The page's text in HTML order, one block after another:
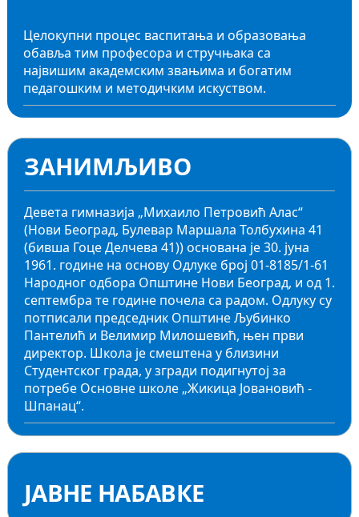
Целокупни процес васпитања и образовања
обавља тим професора и стручњака са
највишим академским звањима и богатим
педагошким и методичким искуством.
ЗАНИМЉИВО
Девета гимназија „Михаило Петровић Алас“
(Нови Београд, Булевар Маршала Толбухина 41
(бивша Гоце Делчева 41)) основана је 30. јуна
1961. године на основу Одлуке број 01-8185/1-61
Народног одбора Општине Нови Београд, и од 1.
септембра те године почела са радом. Одлуку су
потписали председник Општине Љубинко
Пантелић и Велимир Милошевић, њен први
директор. Школа је смештена у близини
Студентског града, у згради подигнутој за
потребе Основне школе „Жикица Јовановић -
Шпанац“.
ЈАВНЕ НАБАВКЕ